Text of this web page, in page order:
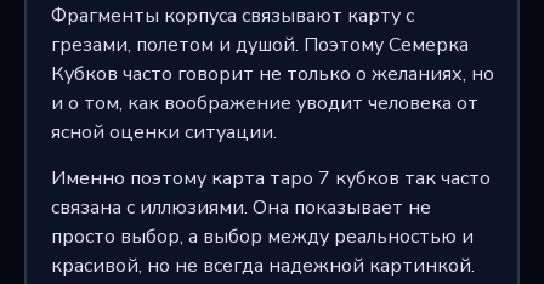
Фрагменты корпуса связывают карту с
грезами, полетом и душой. Поэтому Семерка
Кубков часто говорит не только о желаниях, но
и о том, как воображение уводит человека от
ясной оценки ситуации.
Именно поэтому карта таро 7 кубков так часто
связана с иллюзиями. Она показывает не
просто выбор, а выбор между реальностью и
красивой, но не всегда надежной картинкой.